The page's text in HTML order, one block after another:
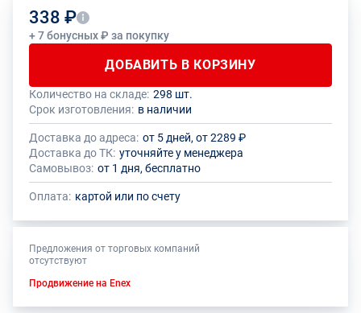
338 ₽
+ 7 бонусных ₽ за покупку
ДОБАВИТЬ В КОРЗИНУ
Общее количество данного товара должно быть кратно размеру
упаковки (1 шт.)
На данный товар производителем установлено ограничение по
размеру минимального заказа
Количество на складе: 298 шт.
Срок изготовления: в наличии
Доставка до адреса: от 5 дней, от 2289 ₽
Доставка до ТК: уточняйте у менеджера
Самовывоз: от 1 дня, бесплатно
Оплата: картой или по счету
Предложения от торговых компаний
отсутствуют
Продвижение на Enex